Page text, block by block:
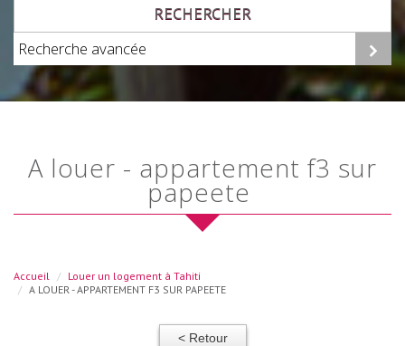
RECHERCHER
Recherche avancée
a louer - appartement f3 sur
papeete
Accueil
Louer un logement à Tahiti
A LOUER - APPARTEMENT F3 SUR PAPEETE
< Retour